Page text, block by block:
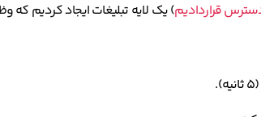
) یک لایه تبلیغات ایجاد کردیم که